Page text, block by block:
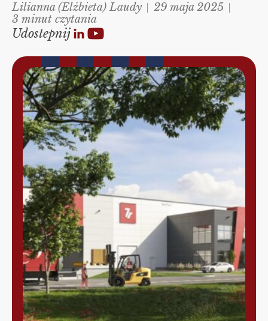
Lilianna (Elżbieta) Laudy
29 maja 2025
3 minut czytania
Udostepnij